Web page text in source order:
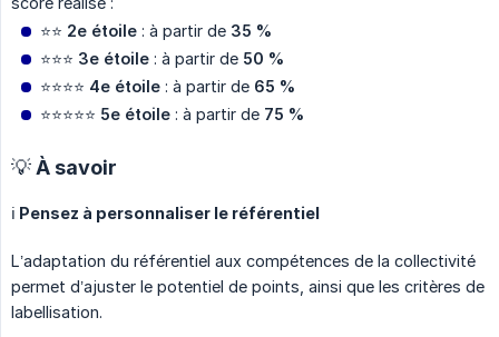
⭐️⭐️ 2e étoile : à partir de 35 %
⭐️⭐️⭐️ 3e étoile : à partir de 50 %
⭐️⭐️⭐️⭐️ 4e étoile : à partir de 65 %
⭐️⭐️⭐️⭐️⭐️ 5e étoile : à partir de 75 %
💡 À savoir
ℹ️ Pensez à personnaliser le référentiel
L’adaptation du référentiel aux compétences de la collectivité
permet d’ajuster le potentiel de points, ainsi que les critères de
labellisation.